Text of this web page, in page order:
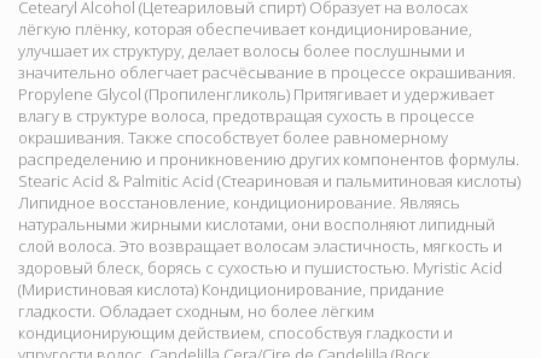
Cetearyl Alcohol (Цетеариловый спирт) Образует на волосах
лёгкую плёнку, которая обеспечивает кондиционирование,
улучшает их структуру, делает волосы более послушными и
значительно облегчает расчёсывание в процессе окрашивания.
Propylene Glycol (Пропиленгликоль) Притягивает и удерживает
влагу в структуре волоса, предотвращая сухость в процессе
окрашивания. Также способствует более равномерному
распределению и проникновению других компонентов формулы.
Stearic Acid & Palmitic Acid (Стеариновая и пальмитиновая кислоты)
Липидное восстановление, кондиционирование. Являясь
натуральными жирными кислотами, они восполняют липидный
слой волоса. Это возвращает волосам эластичность, мягкость и
здоровый блеск, борясь с сухостью и пушистостью. Myristic Acid
(Миристиновая кислота) Кондиционирование, придание
гладкости. Обладает сходным, но более лёгким
кондиционирующим действием, способствуя гладкости и